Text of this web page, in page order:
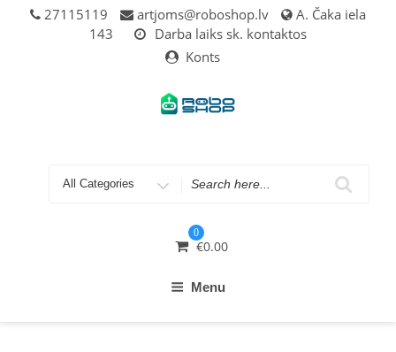
27115119 artjoms@roboshop.lv
A. Čaka iela
143
Darba laiks sk. kontaktos
Konts
Search
0
€0.00
Menu